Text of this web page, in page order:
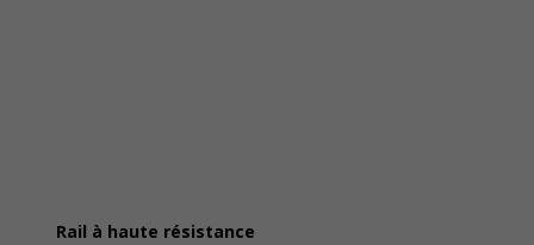
Rail à haute résistance